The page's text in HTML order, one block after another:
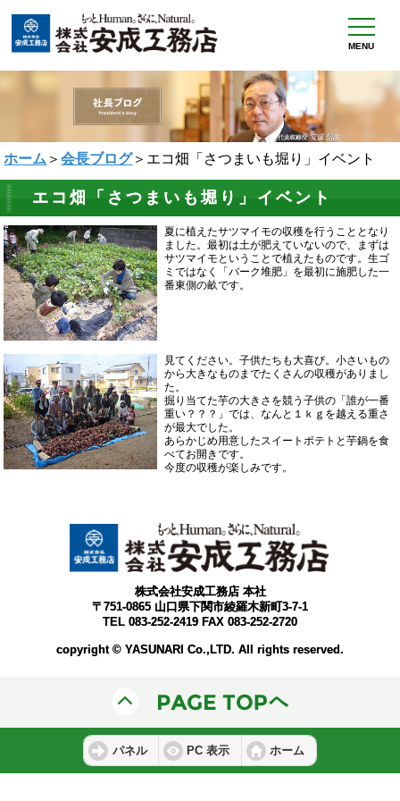
MENU
ホーム ＞会長ブログ＞エコ畑「さつまいも堀り」イベント
エコ畑「さつまいも堀り」イベント
夏に植えたサツマイモの収穫を行うこととなり
ました。最初は土が肥えていないので、まずは
サツマイモということで植えたものです。生ゴ
ミではなく「バーク堆肥」を最初に施肥した一
番東側の畝です。
見てください。子供たちも大喜び。小さいもの
から大きなものまでたくさんの収穫がありまし
た。
掘り当てた芋の大きさを競う子供の「誰が一番
重い？？？」では、なんと１ｋｇを越える重さ
が最大でした。
あらかじめ用意したスイートポテトと芋鍋を食
べてお開きです。
今度の収穫が楽しみです。
株式会社安成工務店 本社
〒751-0865 山口県下関市綾羅木新町3-7-1
TEL 083-252-2419 FAX 083-252-2720
copyright © YASUNARI Co.,LTD. All rights reserved.
パネル PC 表示 ホーム